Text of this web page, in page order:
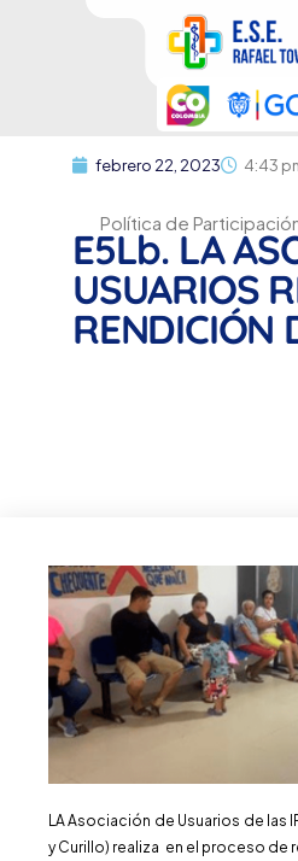
febrero 22, 2023 4:43
Política de
E5Lb. LA
USUARIOS
RENDICIÓN
LA Asociación de Usuarios de las
y Curillo) realiza en el proceso de